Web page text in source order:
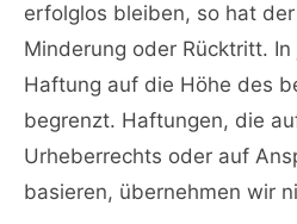
erfolglos bleiben, so hat
Minderung oder Rücktritt.
Haftung auf die Höhe des
begrenzt. Haftungen, die
Urheberrechts oder auf
basieren, übernehmen wir